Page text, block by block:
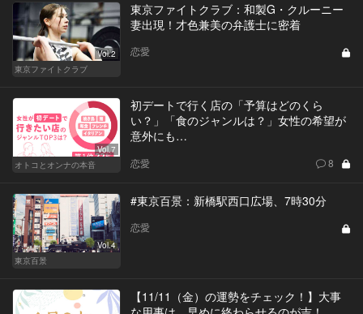
Vol.2
東京ファイトクラブ
東京ファイトクラブ：和製G・クルーニー
妻出現！才色兼美の弁護士に密着
恋愛
Vol.7
オトコとオンナの本音
初デートで行く店の「予算はどのくら
い？」「食のジャンルは？」女性の希望が
意外にも…
恋愛 8
Vol.4
東京百景
#東京百景：新橋駅西口広場、7時30分
恋愛
【11/11（金）の運勢をチェック！】大事